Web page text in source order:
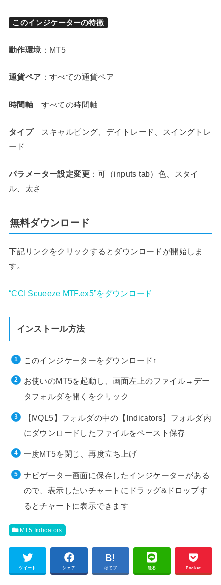
このインジケーターの特徴
動作環境：MT5
通貨ペア ：すべての通貨ペア
時間軸 ：すべての時間軸
タイプ：スキャルピング、デイトレード、スイングトレ
ード
パラメーター設定変更 ：可（inputs tab）色、スタイ
ル、太さ
無料ダウンロード
下記リンクをクリックするとダウンロードが開始しま
す。
“CCI Squeeze MTF.ex5”をダウンロード
インストール方法
このインジケーターをダウンロード↑
お使いのMT5を起動し、画面左上のファイル→デー
タフォルダを開くをクリック
【MQL5】フォルダの中の【Indicators】フォルダ内
にダウンロードしたファイルをペースト保存
一度MT5を閉じ、再度立ち上げ
ナビゲーター画面に保存したインジケーターがある
ので、表示したいチャートにドラッグ&ドロップす
るとチャートに表示できます
MT5 Indicators
ツイート シェア はてブ 送る Pocket